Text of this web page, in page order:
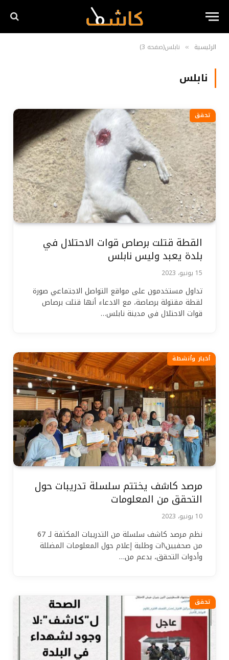
الرئيسية » نابلس(صفحه 3)
نابلس
تحقق
القطة قتلت برصاص قوات الاحتلال في
بلدة يعبد وليس نابلس
15 يونيو، 2023
تداول مستخدمون على مواقع التواصل الاجتماعي صورة
لقطة مقتولة برصاصة، مع الادعاء أنها قتلت برصاص
قوات الاحتلال في مدينة نابلس…
أخبار وأنشطة
مرصد كاشف يختتم سلسلة تدريبات حول
التحقق من المعلومات
10 يونيو، 2023
نظم مرصد كاشف سلسلة من التدريبات المكثفة لـ 67
من صحفيين\ات وطلبة إعلام حول المعلومات المضللة
وأدوات التحقق، بدعم من…
تحقق